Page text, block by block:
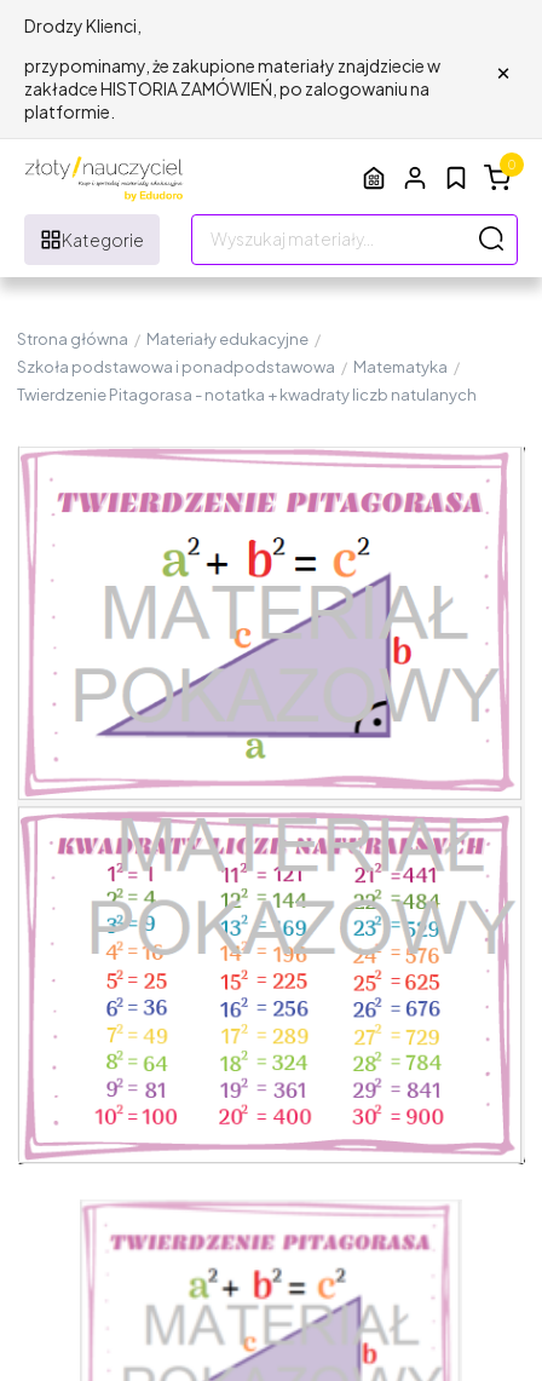
Drodzy Klienci,
przypominamy, że zakupione materiały znajdziecie w
zakładce HISTORIA ZAMÓWIEŃ, po zalogowaniu na
platformie.
×
Kategorie
0
Strona główna / Materiały edukacyjne /
Szkoła podstawowa i ponadpodstawowa / Matematyka /
Twierdzenie Pitagorasa - notatka + kwadraty liczb natulanych